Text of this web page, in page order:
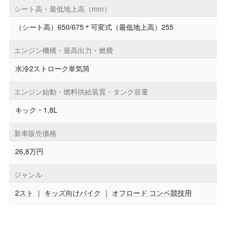
シート高・最低地上高（mm）
（シート高）650/675＊可変式（最低地上高）255
エンジン機構・最高出力・燃費
水冷2ストローク単気筒
エンジン始動・燃料供給装置・タンク容量
キック・1,8L
新車販売価格
26,8万円
ジャンル
2スト
｜ キッズ向けバイク ｜ オフロード コンペ競技用